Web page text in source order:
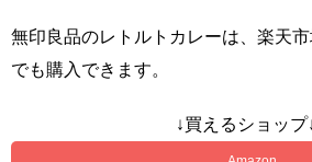
無印良品のレトルトカレーは、楽天
でも購入できます。
↓買えるショップ